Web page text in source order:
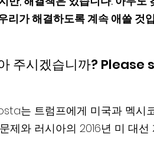
리가 해결하도록 계속 애쓸 것
주시겠습니까?
는 트럼프에게 미국과 멕시
제와 러시아의 2016년 미 대